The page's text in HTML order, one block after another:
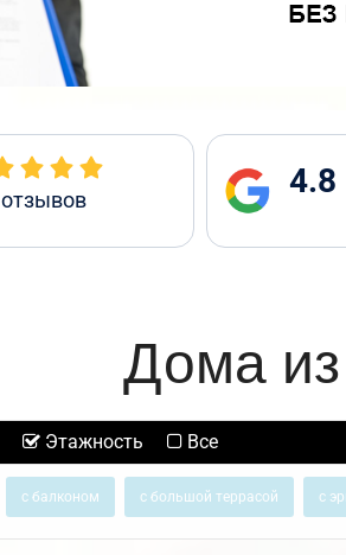
отзывов 4.8
Дома
Этажность Все
с балконом с большой террасой с